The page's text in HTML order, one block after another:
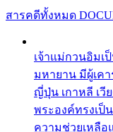
สารคดีทั้งหมด
เจ้าแม่กวนอิมเ
มหายาน มีผู้เค
ญี่ปุ่น เกาหลี เวี
พระองค์ทรงเ
ความช่วยเหลือ